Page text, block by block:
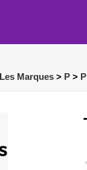
Marques > P >